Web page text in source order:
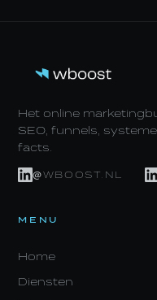
Het online
SEO, funnels,
facts.
@WBOOST.NL
MENU
Home
Diensten